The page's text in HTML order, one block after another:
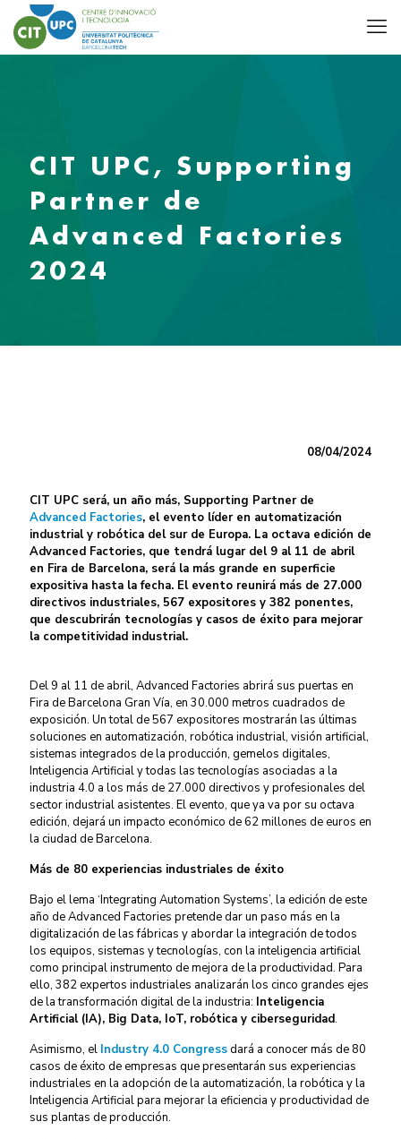
CIT UPC, Supporting
Partner de
Advanced Factories
2024
08/04/2024
CIT UPC será, un año más, Supporting Partner de
Advanced Factories, el evento líder en automatización
industrial y robótica del sur de Europa. La octava edición de
Advanced Factories, que tendrá lugar del 9 al 11 de abril
en Fira de Barcelona, será la más grande en superficie
expositiva hasta la fecha. El evento reunirá más de 27.000
directivos industriales, 567 expositores y 382 ponentes,
que descubrirán tecnologías y casos de éxito para mejorar
la competitividad industrial.
Del 9 al 11 de abril, Advanced Factories abrirá sus puertas en
Fira de Barcelona Gran Vía, en 30.000 metros cuadrados de
exposición. Un total de 567 expositores mostrarán las últimas
soluciones en automatización, robótica industrial, visión artificial,
sistemas integrados de la producción, gemelos digitales,
Inteligencia Artificial y todas las tecnologías asociadas a la
industria 4.0 a los más de 27.000 directivos y profesionales del
sector industrial asistentes. El evento, que ya va por su octava
edición, dejará un impacto económico de 62 millones de euros en
la ciudad de Barcelona.
Más de 80 experiencias industriales de éxito
Bajo el lema ‘Integrating Automation Systems’, la edición de este
año de Advanced Factories pretende dar un paso más en la
digitalización de las fábricas y abordar la integración de todos
los equipos, sistemas y tecnologías, con la inteligencia artificial
como principal instrumento de mejora de la productividad. Para
ello, 382 expertos industriales analizarán los cinco grandes ejes
de la transformación digital de la industria: Inteligencia
Artificial (IA), Big Data, IoT, robótica y ciberseguridad.
Asimismo, el Industry 4.0 Congressdará a conocer más de 80
casos de éxito de empresas que presentarán sus experiencias
industriales en la adopción de la automatización, la robótica y la
Inteligencia Artificial para mejorar la eficiencia y productividad de
sus plantas de producción.